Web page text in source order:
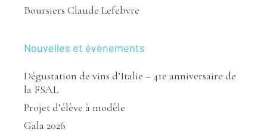
Boursiers Claude Lefebvre
Nouvelles et événements
Dégustation de vins d’Italie – 41e anniversaire de
la FSAL
Projet d’élève à modèle
Gala 2026